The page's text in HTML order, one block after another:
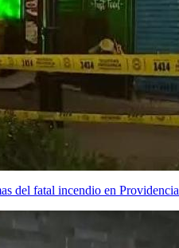
del fatal incendio en Providencia